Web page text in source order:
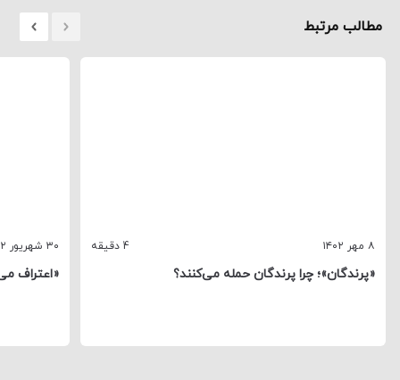
مطالب مرتبط
۸ مهر ۱۴۰۲ 4 دقیقه
«پرندگان»؛ چرا پرندگان حمله می‌کنند؟
۳۰ شهریور ۱۴۰۲
«اعتراف